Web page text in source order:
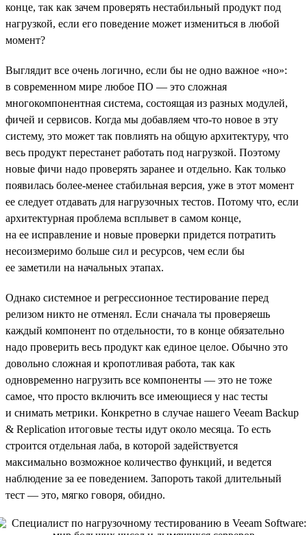
конце, так как зачем проверять нестабильный продукт под
нагрузкой, если его поведение может измениться в любой
момент?
Выглядит все очень логично, если бы не одно важное «но»:
в современном мире любое ПО — это сложная
многокомпонентная система, состоящая из разных модулей,
фичей и сервисов. Когда мы добавляем что-то новое в эту
систему, это может так повлиять на общую архитектуру, что
весь продукт перестанет работать под нагрузкой. Поэтому
новые фичи надо проверять заранее и отдельно. Как только
появилась более-менее стабильная версия, уже в этот момент
ее следует отдавать для нагрузочных тестов. Потому что, если
архитектурная проблема всплывет в самом конце,
на ее исправление и новые проверки придется потратить
несоизмеримо больше сил и ресурсов, чем если бы
ее заметили на начальных этапах.
Однако системное и регрессионное тестирование перед
релизом никто не отменял. Если сначала ты проверяешь
каждый компонент по отдельности, то в конце обязательно
надо проверить весь продукт как единое целое. Обычно это
довольно сложная и кропотливая работа, так как
одновременно нагрузить все компоненты — это не тоже
самое, что просто включить все имеющиеся у нас тесты
и снимать метрики. Конкретно в случае нашего Veeam Backup
& Replication итоговые тесты идут около месяца. То есть
строится отдельная лаба, в которой задействуется
максимально возможное количество функций, и ведется
наблюдение за ее поведением. Запороть такой длительный
тест — это, мягко говоря, обидно.